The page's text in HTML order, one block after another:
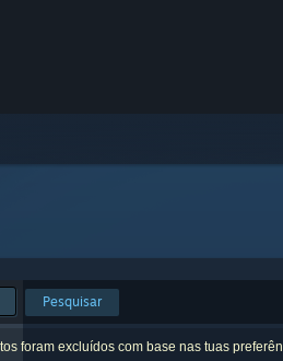
Pesquisar
foram excluídos com base nas tuas